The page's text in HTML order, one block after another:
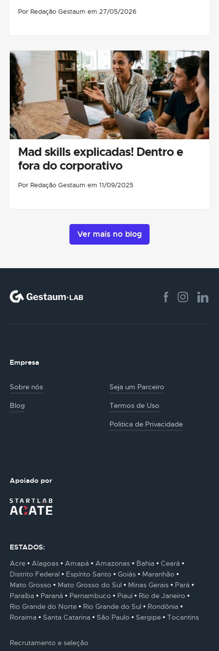
Por Redação Gestaum em 27/05/2026
Mad skills explicadas! Dentro e
fora do corporativo
Por Redação Gestaum em 11/09/2025
Ver mais no blog
Empresa
Sobre nós Seja um Parceiro
Blog Termos de Uso
Politica de Privacidade
Apoiado por
ESTADOS:
Acre
Alagoas Amapá Amazonas Bahia
Ceará
Distrito Federal
Espírito Santo Goiás
Maranhão
Mato Grosso
Mato Grosso do Sul Minas Gerais
Pará
Paraíba
Paraná Pernambuco Piauí
Rio de Janeiro
Rio Grande do Norte
Rio Grande do Sul
Rondônia
Roraima
Santa Catarina São Paulo Sergipe Tocantins
Recrutamento e seleção